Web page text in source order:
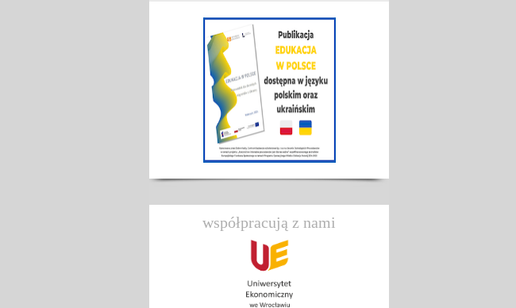
współpracują z nami